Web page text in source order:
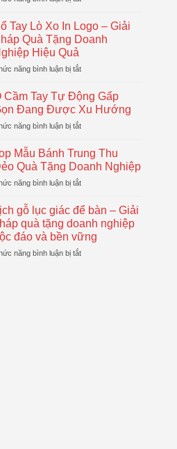
Nhiệt
LocknLock
Quà
Doanh
Nghiệp
Hiện
Đại,
Thực
Tay Lò Xo In Logo – Giải
Quà Tặng Doanh
Hiệu Quả
năng bình luận bị tắtở
Tay
Lò
Xo
In
–
Giải
Quà
Doanh
Nghiệp
Hiệu
Quả
Cầm Tay Tự Động Gấp
Đang Được Xu Hướng
năng bình luận bị tắtở
Tay
Tự
Động
Gọn
Đang
Được
Xu
Hướng
Mẫu Bánh Trung Thu
Quà Tặng Doanh Nghiệp
năng bình luận bị tắtở
Mẫu
Bánh
Trung
Thu
Dẻo
gỗ lục giác để bàn – Giải
quà tặng doanh nghiệp
đáo và bền vững
năng bình luận bị tắtở